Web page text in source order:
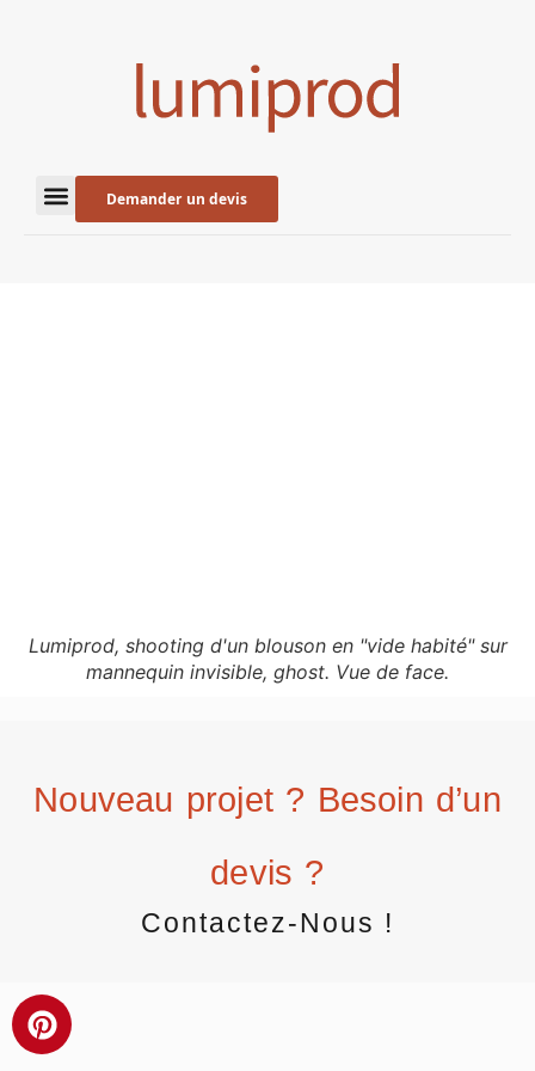
Demander un devis
Lumiprod, shooting d'un blouson en "vide habité" sur
mannequin invisible, ghost. Vue de face.
Nouveau projet ? Besoin d’un
devis ?
Contactez-Nous !